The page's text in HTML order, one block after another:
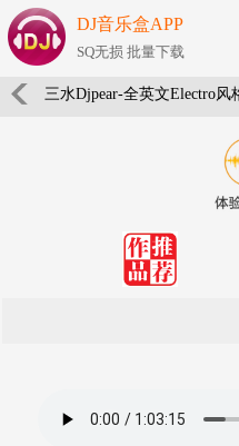
DJ音乐盒APP
SQ无损 批量下载
三水Djpear-全英文Electro